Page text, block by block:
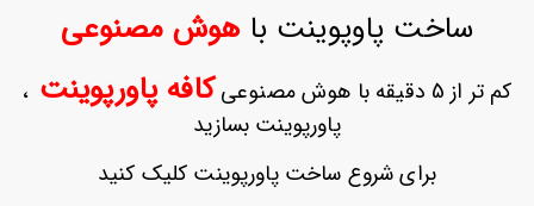
حساب
ثبت
بازیابی
ساخت پاوپوینت باهوش مصنوعی
کم تر از 5 دقیقه با هوش مصنوعی کافه پاورپوینت ،
پاورپوینت بسازید
برای شروع ساخت پاورپوینت کلیک کنید